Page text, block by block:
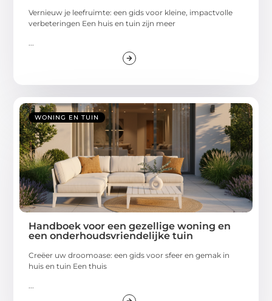
Vernieuw je leefruimte: een gids voor kleine, impactvolle
verbeteringen Een huis en tuin zijn meer
...
WONING EN TUIN
Handboek voor een gezellige woning en
een onderhoudsvriendelijke tuin
Creëer uw droomoase: een gids voor sfeer en gemak in
huis en tuin Een thuis
...